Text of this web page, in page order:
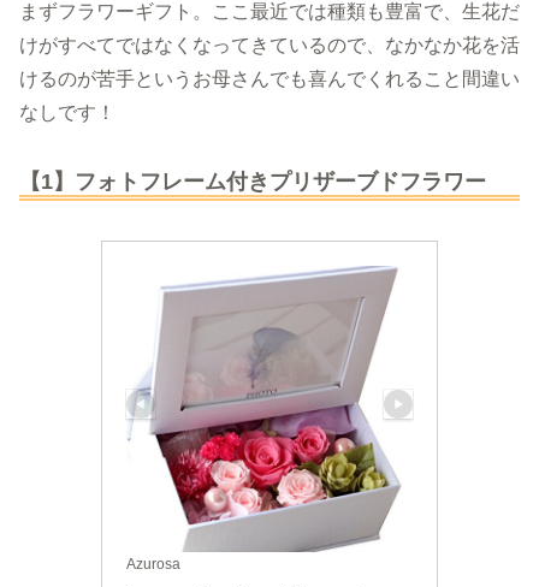
まずフラワーギフト。ここ最近では種類も豊富で、生花だ
けがすべてではなくなってきているので、なかなか花を活
けるのが苦手というお母さんでも喜んでくれること間違い
なしです！
【1】フォトフレーム付きプリザーブドフラワー
Azurosa